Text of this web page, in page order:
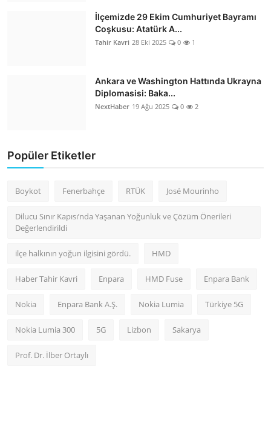
İlçemizde 29 Ekim Cumhuriyet Bayramı
Coşkusu: Atatürk A...
Tahir Kavri 28 Eki 2025 0 1
Ankara ve Washington Hattında Ukrayna
Diplomasisi: Baka...
NextHaber 19 Ağu 2025 0 2
Popüler Etiketler
Boykot Fenerbahçe RTÜK José Mourinho
Dilucu Sınır Kapısı’nda Yaşanan Yoğunluk ve Çözüm Önerileri
Değerlendirildi
ilçe halkının yoğun ilgisini gördü. HMD
Haber Tahir Kavri Enpara HMD Fuse Enpara Bank
Nokia Enpara Bank A.Ş. Nokia Lumia Türkiye 5G
Nokia Lumia 300 5G Lizbon Sakarya
Prof. Dr. İlber Ortaylı